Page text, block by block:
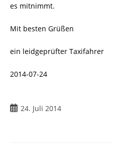
es mitnimmt.
Mit besten Grüßen
ein leidgeprüfter Taxifahrer
2014-07-24
Beitrag
24. Juli 2014